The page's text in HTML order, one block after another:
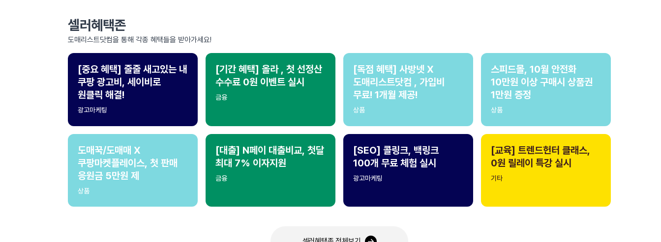
셀러혜택존
도매리스트닷컴을 통해 각종 혜택들을 받아가세요!
[중요 혜택] 줄줄 새고있는 내
쿠팡 광고비, 세이비로
원클릭 해결!
광고마케팅
[기간 혜택] 올라 , 첫 선정산
수수료 0원 이벤트 실시
금융
[독점 혜택] 사방넷 X
도매리스트닷컴 , 가입비
무료! 1개월 제공!
상품
스피드몰, 10월 안전화
10만원 이상 구매시 상품권
1만원 증정
상품
도매꾹/도매매 X
쿠팡마켓플레이스, 첫 판매
응원금 5만원 제
상품
[대출] N페이 대출비교, 첫달
최대 7% 이자지원
금융
[SEO] 콜링크, 백링크
100개 무료 체험 실시
광고마케팅
[교육] 트렌드헌터 클래스,
0원 릴레이 특강 실시
기타